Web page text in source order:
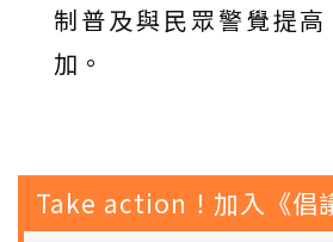
制普及與民眾警覺提
加。
Take action！加入《倡